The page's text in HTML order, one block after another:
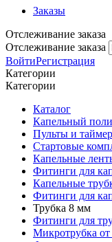
Заказы
Отслеживание заказа
Отслеживание заказа
ВойтиРегистрация
Категории
Категории
Каталог
Капельный
Пульты и
Стартовые
Капельные
Фитинги для
Капельные
Фитинги для
Трубка 8 мм
Фитинги для
Микротрубка